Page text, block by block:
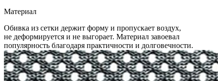
Материал
Обивка из сетки держит форму и пропускает воздух,
не деформируется и не выгорает. Материал завоевал
популярность благодаря практичности и долговечности.